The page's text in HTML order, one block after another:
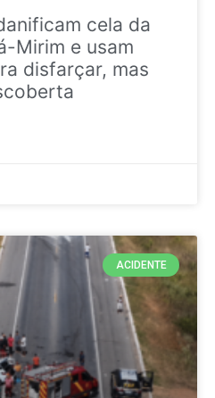
cela da
Mirim e usam
disfarçar, mas
ACIDENTE